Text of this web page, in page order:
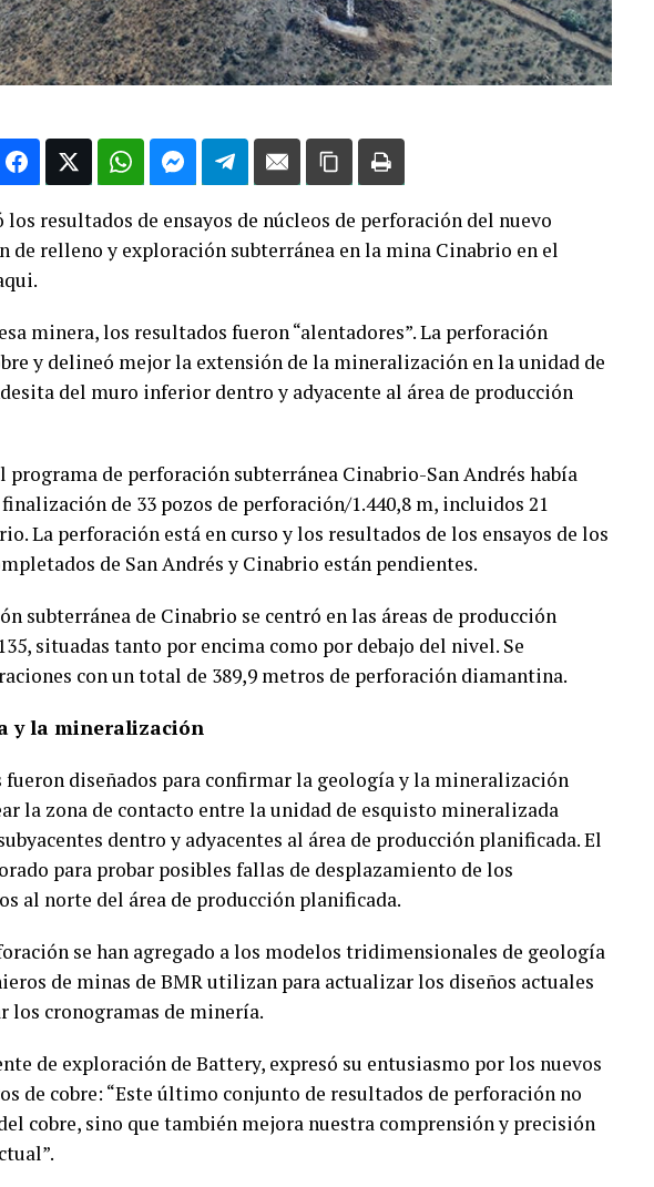
resultados de ensayos de núcleos de perforación del nuevo
de relleno y exploración subterránea en la mina Cinabrio en el
minera, los resultados fueron “alentadores”. La perforación
y delineó mejor la extensión de la mineralización en la unidad de
del muro inferior dentro y adyacente al área de producción
programa de perforación subterránea Cinabrio-San Andrés había
de 33 pozos de perforación/1.440,8 m, incluidos 21
La perforación está en curso y los resultados de los ensayos de los
de San Andrés y Cinabrio están pendientes.
subterránea de Cinabrio se centró en las áreas de producción
situadas tanto por encima como por debajo del nivel. Se
con un total de 389,9 metros de perforación diamantina.
y la mineralización
fueron diseñados para confirmar la geología y la mineralización
la zona de contacto entre la unidad de esquisto mineralizada
dentro y adyacentes al área de producción planificada. El
para probar posibles fallas de desplazamiento de los
al norte del área de producción planificada.
se han agregado a los modelos tridimensionales de geología
de minas de BMR utilizan para actualizar los diseños actuales
los cronogramas de minería.
de exploración de Battery, expresó su entusiasmo por los nuevos
de cobre: “Este último conjunto de resultados de perforación no
cobre, sino que también mejora nuestra comprensión y precisión